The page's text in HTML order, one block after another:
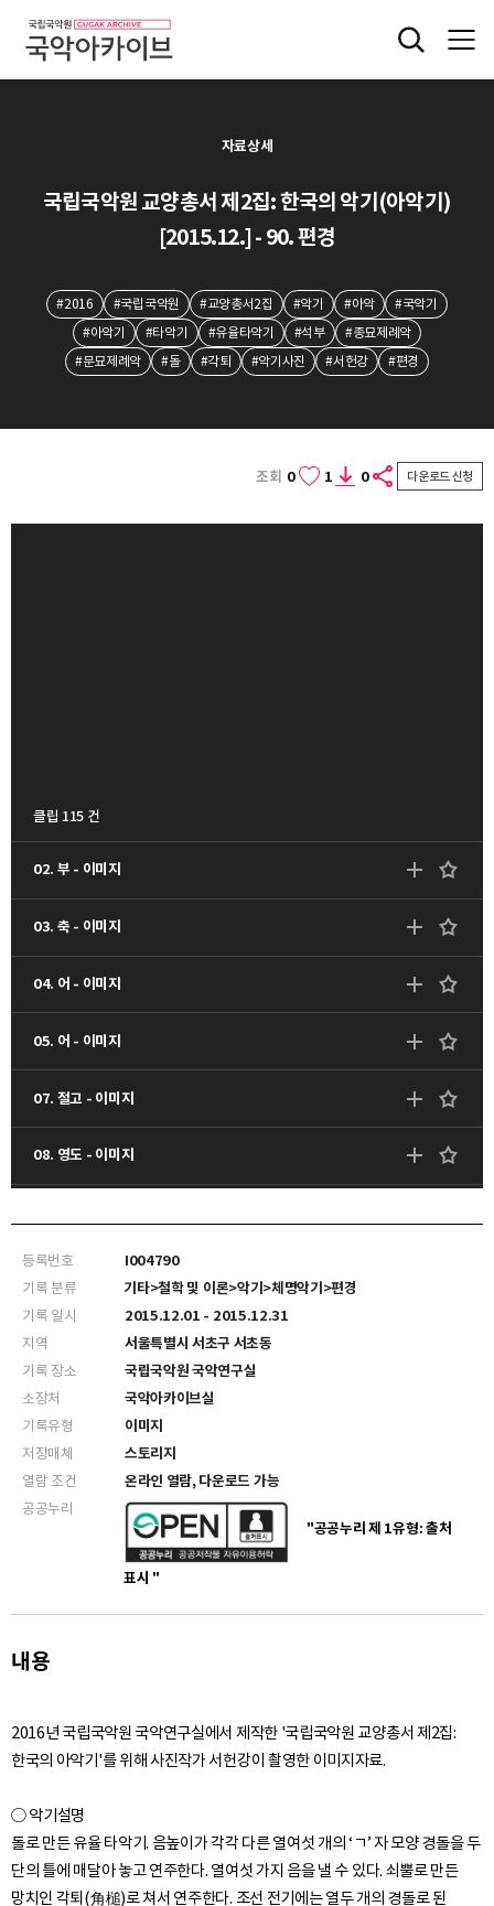
자료상세
국립국악원 교양총서 제2집: 한국의 악기(아악기)
[2015.12.] - 90. 편경
#2016 #국립국악원 #교양총서2집 #악기 #아악
#국악기
#아악기
#타악기 #유율타악기 #석부
#종묘제례악
#문묘제례악
#돌 #각퇴 #악기사진 #서헌강 #편경
조회 0 1 0 다운로드 신청
클립 115 건
02. 부 - 이미지
03. 축 - 이미지
04. 어 - 이미지
05. 어 - 이미지
07. 절고 - 이미지
08. 영도 - 이미지
10. 노도 - 이미지
11. 노도 - 이미지
14. 특종 - 이미지
16. 영고 - 이미지
17. 뇌도 - 이미지
18. 뇌도 - 이미지
20. 뇌고 - 이미지
21. 휘 - 이미지
등록번호
I004790
기록 분류
기타>철학 및 이론>악기>체명악기>편경
기록 일시
2015.12.01 - 2015.12.31
지역
서울특별시 서초구 서초동
기록 장소
국립국악원 국악연구실
소장처
국악아카이브실
기록유형
이미지
저장매체
스토리지
열람 조건
온라인 열람, 다운로드 가능
공공누리
"공공누리 제 1유형: 출처
표시 "
내용
2016년 국립국악원 국악연구실에서 제작한 '국립국악원 교양총서 제2집:
한국의 아악기'를 위해 사진작가 서헌강이 촬영한 이미지자료.
○ 악기설명
돌로 만든 유율 타악기. 음높이가 각각 다른 열여섯 개의 ‘ㄱ’ 자 모양 경돌을 두
단의 틀에 매달아 놓고 연주한다. 열여섯 가지 음을 낼 수 있다. 쇠뿔로 만든
망치인 각퇴(角槌)로 쳐서 연주한다. 조선 전기에는 열두 개의 경돌로 된